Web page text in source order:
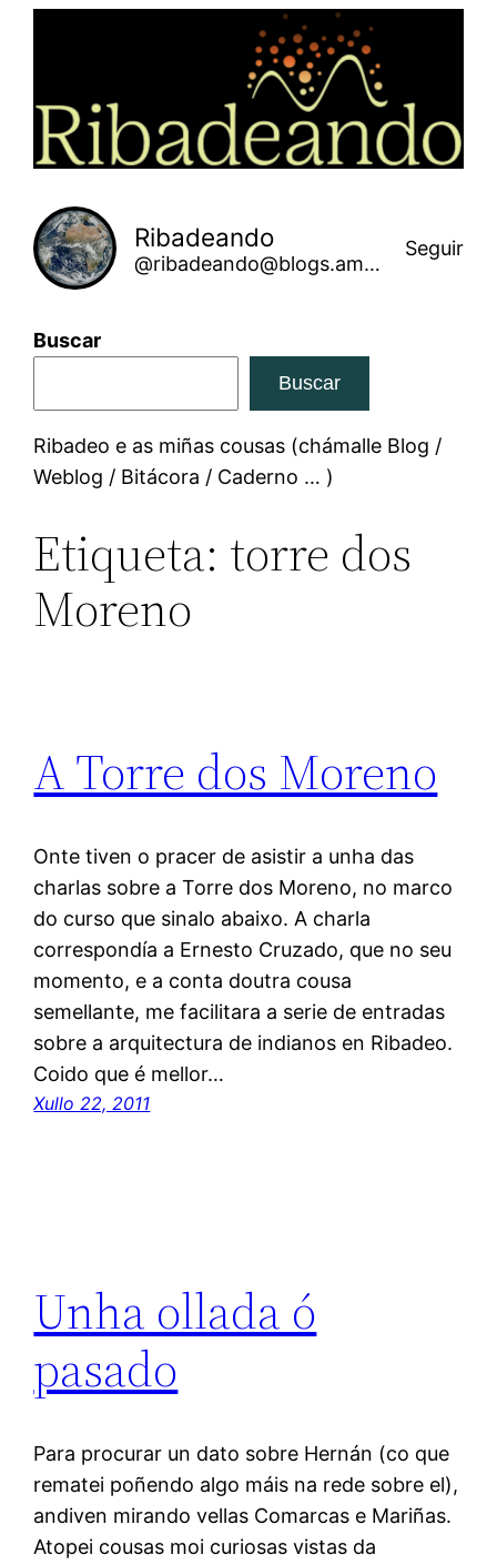
Ribadeando
@ribadeando@blogs.amarinha.gal
Seguir
Buscar
Buscar
Ribadeo e as miñas cousas (chámalle Blog /
Weblog / Bitácora / Caderno … )
Etiqueta: torre dos
Moreno
A Torre dos Moreno
Onte tiven o pracer de asistir a unha das
charlas sobre a Torre dos Moreno, no marco
do curso que sinalo abaixo. A charla
correspondía a Ernesto Cruzado, que no seu
momento, e a conta doutra cousa
semellante, me facilitara a serie de entradas
sobre a arquitectura de indianos en Ribadeo.
Coido que é mellor…
Xullo 22, 2011
Unha ollada ó
pasado
Para procurar un dato sobre Hernán (co que
rematei poñendo algo máis na rede sobre el),
andiven mirando vellas Comarcas e Mariñas.
Atopei cousas moi curiosas vistas da